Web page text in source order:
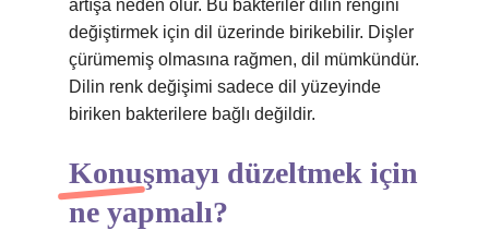
artışa neden olur. Bu bakteriler dilin rengini
değiştirmek için dil üzerinde birikebilir. Dişler
çürümemiş olmasına rağmen, dil mümkündür.
Dilin renk değişimi sadece dil yüzeyinde
biriken bakterilere bağlı değildir.
Konuşmayı düzeltmek için
ne yapmalı?